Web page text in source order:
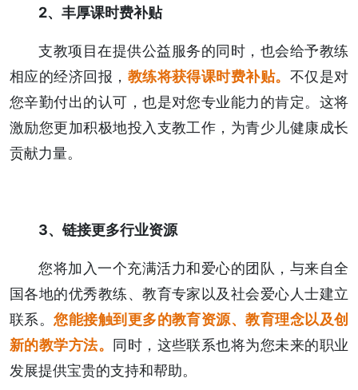
2、丰厚课时费补贴
支教项目在提供公益服务的同时，也会给予教练
相应的经济回报， 教练将获得课时费补贴。 不仅是对
您辛勤付出的认可，也是对您专业能力的肯定。这将
激励您更加积极地投入支教工作，为青少儿健康成长
贡献力量。
3、链接更多行业资源
您将加入一个充满活力和爱心的团队，与来自全
国各地的优秀教练、教育专家以及社会爱心人士建立
联系。您能接触到更多的教育资源、教育理念以及创
新的教学方法。
同时，这些联系也将为您未来的职业
发展提供宝贵的支持和帮助。